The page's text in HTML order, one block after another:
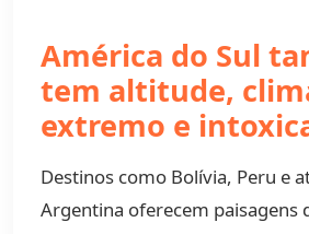
América do Sul
tem altitude,
extremo e
Destinos como Bolívia, Peru e
Argentina oferecem paisagens